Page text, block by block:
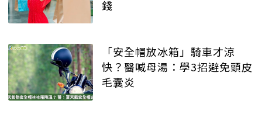
錢
「安全帽放冰箱」騎車才涼
快？醫喊母湯：學3招避免頭皮
毛囊炎